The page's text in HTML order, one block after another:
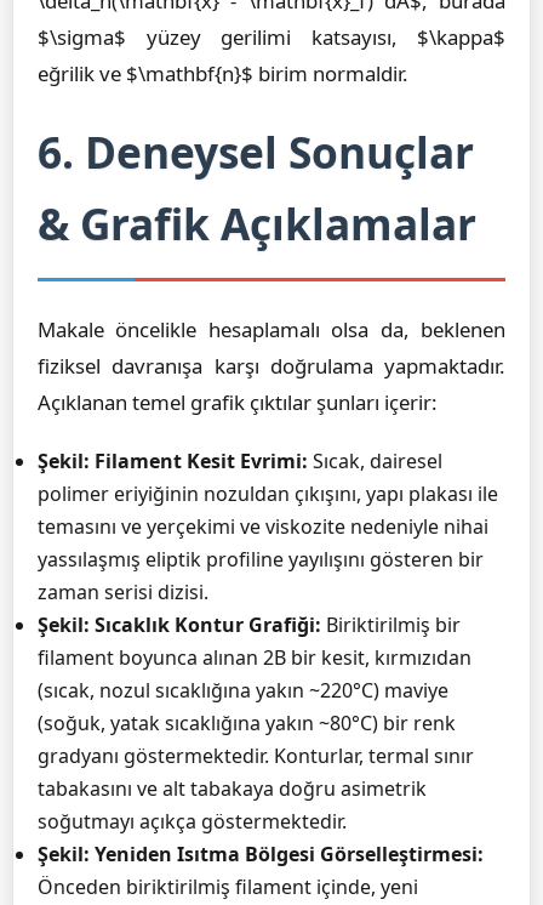
$\sigma$ yüzey gerilimi katsayısı, $\kappa$
eğrilik ve $\mathbf{n}$ birim normaldir.
6. Deneysel Sonuçlar
& Grafik Açıklamalar
Makale öncelikle hesaplamalı olsa da, beklenen
fiziksel davranışa karşı doğrulama yapmaktadır.
Açıklanan temel grafik çıktılar şunları içerir:
Şekil: Filament Kesit Evrimi: Sıcak, dairesel
polimer eriyiğinin nozuldan çıkışını, yapı plakası ile
temasını ve yerçekimi ve viskozite nedeniyle nihai
yassılaşmış eliptik profiline yayılışını gösteren bir
zaman serisi dizisi.
Şekil: Sıcaklık Kontur Grafiği: Biriktirilmiş bir
filament boyunca alınan 2B bir kesit, kırmızıdan
(sıcak, nozul sıcaklığına yakın ~220°C) maviye
(soğuk, yatak sıcaklığına yakın ~80°C) bir renk
gradyanı göstermektedir. Konturlar, termal sınır
tabakasını ve alt tabakaya doğru asimetrik
soğutmayı açıkça göstermektedir.
Şekil: Yeniden Isıtma Bölgesi Görselleştirmesi:
Önceden biriktirilmiş filament içinde, yeni